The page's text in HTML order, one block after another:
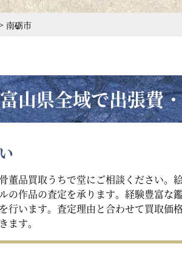
南砺市
富山県全域で出張費
董品買取うちで堂にご相談ください。
の作品の査定を承ります。経験豊富な
行います。査定理由と合わせて買取価
ます。